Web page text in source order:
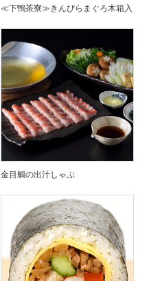
≪下鴨茶寮≫きんぴらまぐろ木箱入
金目鯛の出汁しゃぶ